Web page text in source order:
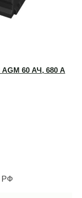
60 АЧ, 680 А
РФ